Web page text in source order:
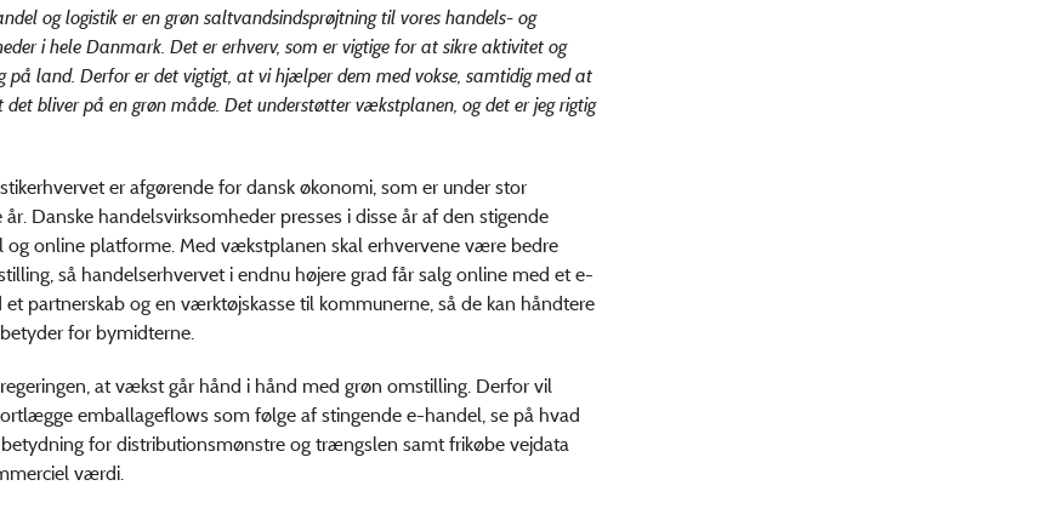
og logistik er en grøn saltvandsindsprøjtning til vores handels- og
i hele Danmark. Det er erhverv, som er vigtige for at sikre aktivitet og
på land. Derfor er det vigtigt, at vi hjælper dem med vokse, samtidig med at
bliver på en grøn måde. Det understøtter vækstplanen, og det er jeg rigtig
er afgørende for dansk økonomi, som er under stor
Danske handelsvirksomheder presses i disse år af den stigende
og online platforme. Med vækstplanen skal erhvervene være bedre
så handelserhvervet i endnu højere grad får salg online med et e-
et partnerskab og en værktøjskasse til kommunerne, så de kan håndtere
for bymidterne.
at vækst går hånd i hånd med grøn omstilling. Derfor vil
emballageflows som følge af stingende e-handel, se på hvad
for distributionsmønstre og trængslen samt frikøbe vejdata
værdi.